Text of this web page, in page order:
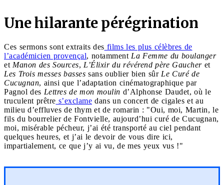
Une hilarante pérégrination
Ces sermons sont extraits des films les plus célèbres de
l’académicien provençal, notamment La Femme du boulanger
et Manon des Sources, L’Élixir du révérend père Gaucheret
Les Trois messes basses sans oublier bien sûr Le Curé de
Cucugnan, ainsi que l’adaptation cinématographique par
Pagnol des Lettres de mon moulin d’Alphonse Daudet, où le
truculent prêtre s’exclame dans un concert de cigales et au
milieu d’effluves de thym et de romarin : "Oui, moi, Martin, le
fils du bourrelier de Fontvielle, aujourd’hui curé de Cucugnan,
moi, misérable pécheur, j’ai été transporté au ciel pendant
quelques heures, et j’ai le devoir de vous dire ici,
impartialement, ce que j’y ai vu, de mes yeux vus !"